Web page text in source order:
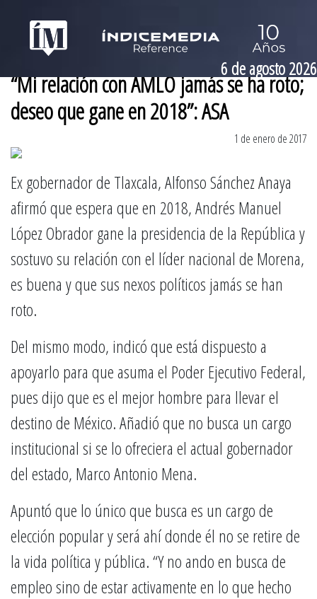
6 de agosto 2026
“Mi relación con AMLO jamás se ha roto;
deseo que gane en 2018”: ASA
1 de enero de 2017
Ex gobernador de Tlaxcala, Alfonso Sánchez Anaya
afirmó que espera que en 2018, Andrés Manuel
López Obrador gane la presidencia de la República y
sostuvo su relación con el líder nacional de Morena,
es buena y que sus nexos políticos jamás se han
roto.
Del mismo modo, indicó que está dispuesto a
apoyarlo para que asuma el Poder Ejecutivo Federal,
pues dijo que es el mejor hombre para llevar el
destino de México. Añadió que no busca un cargo
institucional si se lo ofreciera el actual gobernador
del estado, Marco Antonio Mena.
Apuntó que lo único que busca es un cargo de
elección popular y será ahí donde él no se retire de
la vida política y pública. “Y no ando en busca de
empleo sino de estar activamente en lo que hecho